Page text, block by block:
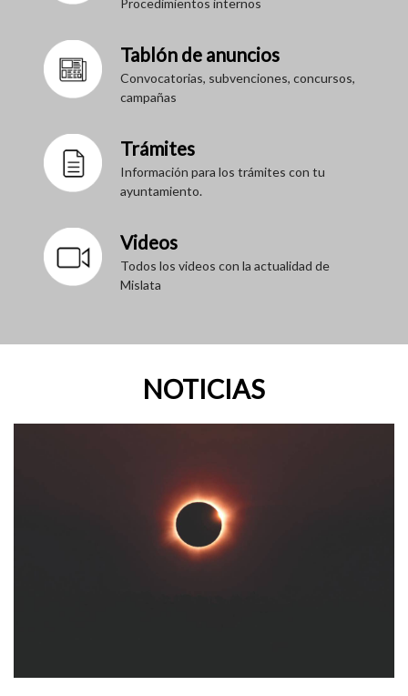
Tablón de anuncios
Convocatorias, subvenciones, concursos,
campañas
Trámites
Información para los trámites con tu
ayuntamiento.
Videos
Todos los videos con la actualidad de
Mislata
NOTICIAS